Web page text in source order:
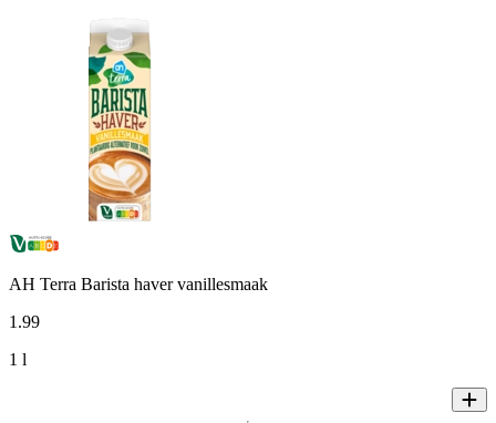
AH Terra Barista haver vanillesmaak
1 .99
1 l